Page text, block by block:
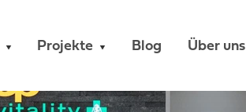
Projekte Blog Über uns